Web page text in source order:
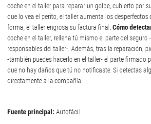
coche en el taller para reparar un golpe, cubierto por
que lo vea el perito, el taller aumenta los desperfectos
forma, el taller engrosa su factura final. Cómo
coche en el taller, rellena tú mismo el parte del seguro
responsables del taller-. Además, tras la reparación,
-también puedes hacerlo en el taller- el parte firmado
que no hay daños que tú no notificaste. Si detectas
directamente a la compañía.
Fuente principal: Autofácil